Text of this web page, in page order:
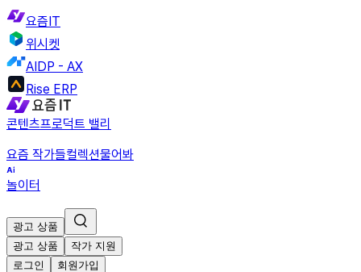
요즘IT
위시켓
AIDP - AX
Rise ERP
콘텐츠프로덕트 밸리
요즘 작가들컬렉션물어봐
놀이터
광고 상품
광고 상품
작가 지원
로그인
회원가입